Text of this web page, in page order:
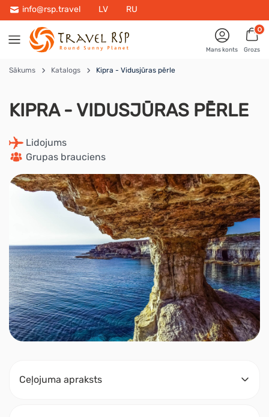
info@rsp.travel LV RU
Mans konts
0
Grozs
Sākums Katalogs Kipra - Vidusjūras pērle
KIPRA - VIDUSJŪRAS PĒRLE
Lidojums
Grupas brauciens
Ceļojuma apraksts